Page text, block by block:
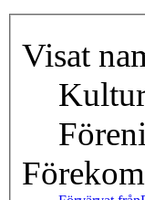
Visat